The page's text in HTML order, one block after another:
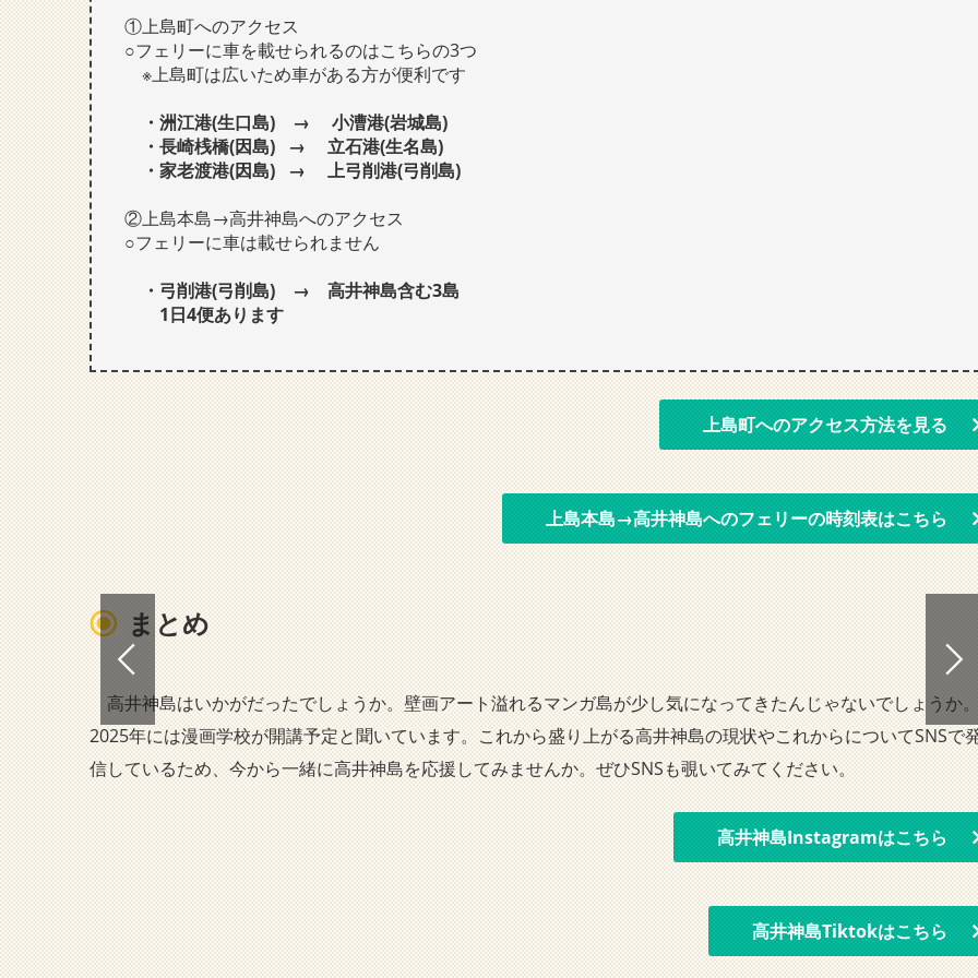
①上島町へのアクセス
○フェリーに車を載せられるのはこちらの3つ
※上島町は広いため車がある方が便利です
・洲江港(生口島) → 小漕港(岩城島)
・長崎桟橋(因島) → 立石港(生名島)
・家老渡港(因島) → 上弓削港(弓削島)
②上島本島→高井神島へのアクセス
○フェリーに車は載せられません
・弓削港(弓削島) → 高井神島含む3島
1日4便あります
上島町へのアクセス方法を見る
上島本島→高井神島へのフェリーの時刻表はこちら
まとめ
高井神島はいかがだったでしょうか。壁画アート溢れるマンガ島が少し気になってきたんじゃないでしょうか
2025年には漫画学校が開講予定と聞いています。これから盛り上がる高井神島の現状やこれからについてSNSで
信しているため、今から一緒に高井神島を応援してみませんか。ぜひSNSも覗いてみてください。
高井神島Instagramはこちら
高井神島Tiktokはこちら